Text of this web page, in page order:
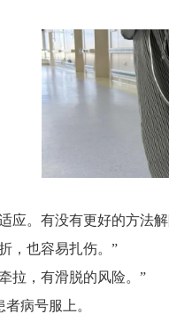
应。有没有更好的方法
，也容易扎伤。”
拉，有滑脱的风险。”
病号服上。